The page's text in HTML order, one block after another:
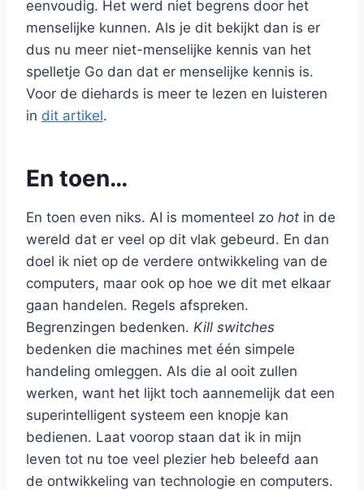
eenvoudig. Het werd niet begrens door het
menselijke kunnen. Als je dit bekijkt dan is er
dus nu meer niet-menselijke kennis van het
spelletje Go dan dat er menselijke kennis is.
Voor de diehards is meer te lezen en luisteren
in dit artikel.
En toen…
En toen even niks. AI is momenteel zo hot in de
wereld dat er veel op dit vlak gebeurd. En dan
doel ik niet op de verdere ontwikkeling van de
computers, maar ook op hoe we dit met elkaar
gaan handelen. Regels afspreken.
Begrenzingen bedenken. Kill switches
bedenken die machines met één simpele
handeling omleggen. Als die al ooit zullen
werken, want het lijkt toch aannemelijk dat een
superintelligent systeem een knopje kan
bedienen. Laat voorop staan dat ik in mijn
leven tot nu toe veel plezier heb beleefd aan
de ontwikkeling van technologie en computers.